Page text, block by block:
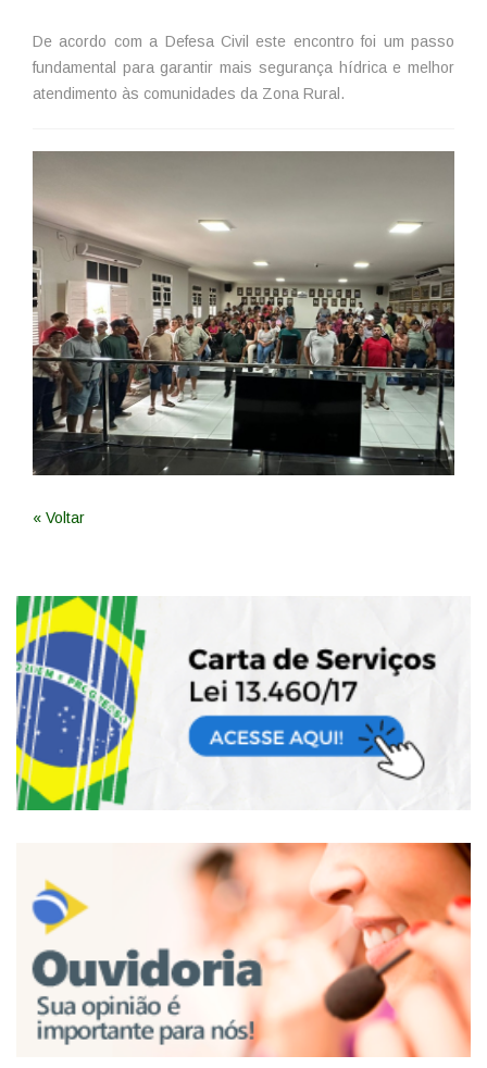
De acordo com a Defesa Civil este encontro foi um passo
fundamental para garantir mais segurança hídrica e melhor
atendimento às comunidades da Zona Rural.
« Voltar